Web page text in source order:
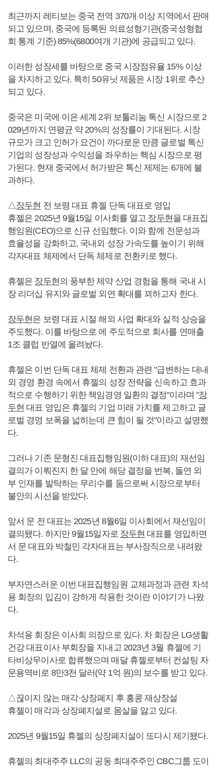
최근까지 레티보는 중국 전역 370개 이상 지역에서 판매
되고 있으며, 중국에 등록된 의료성형기관(중국성형협
회 통계 기준) 85%(6800여개 기관)에 공급되고 있다.
이러한 성장세를 바탕으로 중국 시장점유율 15% 이상
을 차지하고 있다. 특히 50유닛 제품은 시장 1위로 추산
되고 있다.
중국은 미국에 이은 세계 2위 보툴리눔 톡신 시장으로 2
029년까지 연평균 약 20%의 성장률이 기대된다. 시장
규모가 크고 인허가 요건이 까다로운 만큼 글로벌 톡신
기업의 성장성과 수익성을 좌우하는 핵심 시장으로 평
가된다. 현재 중국에서 허가받은 톡신 제제는 6개에 불
과하다.
△장두현 전 보령 대표 휴젤 단독 대표로 영입
휴젤은 2025년 9월15일 이사회를 열고 장두현을 대표집
행임원(CEO)으로 신규 선임했다. 이와 함께 전문성과
효율성을 강화하고, 국내외 성장 가속도를 높이기 위해
각자대표 체제에서 단독 체제로 전환키로 했다.
휴젤은 장두현의 풍부한 제약 산업 경험을 통해 국내 시
장 리더십 유지와 글로벌 외연 확대를 꾀하고자 한다.
장두현은 보령 대표 시절 해외 사업 확대와 실적 상승을
주도했다. 이를 바탕으로 에 주도적으로 회사를 연매출
1조 클럽 반열에 올려놨다.
휴젤은 이번 단독 대표 체제 전환과 관련 "급변하는 대내
외 경영 환경 속에서 휴젤의 성장 전략을 신속하고 효과
적으로 수행하기 위한 책임경영 일환의 결정"이라며 "장
두현 대표 영입은 휴젤의 기업 미래 가치를 제고하고 글
로벌 경영 보폭을 넓히는데 큰 힘이 될 것"이라고 설명했
다.
그러나 기존 문형진 대표집행임원(이하 대표)의 재선임
결의가 이뤄진지 한 달 만에 해당 결정을 번복, 돌연 외
부 인재를 발탁하는 무리수를 둠으로써 시장으로부터
불안의 시선을 받았다.
앞서 문 전 대표는 2025년 8월6일 이사회에서 재선임이
결의됐다. 하지만 9월15일자로 장두현 대표를 영입하면
서 문 대표와 박철민 각자대표는 부사장직으로 내려왔
다.
부자연스러운 이번 대표집행임원 교체과정과 관련 차석
용 회장의 입김이 강하게 작용한 것이란 이야기가 나왔
다.
차석용 회장은 이사회 의장으로 있다. 차 회장은 LG생활
건강 대표이사 부회장을 지내고 2023년 3월 휴젤에 기
타비상무이사로 합류했으며 매달 휴젤로부터 컨설팅 자
문용역비로 8만3천 달러(약 1억 원)의 보수를 받고 있다.
△끊이지 않는 매각·상장폐지 후 홍콩 재상장설
휴젤이 매각과 상장폐지설로 몸살을 앓고 있다.
2025년 9월15일 휴젤의 상장폐지설이 또다시 제기됐다.
휴젤의 최대주주 LLC의 공동 최대주주인 CBC그룹 도이